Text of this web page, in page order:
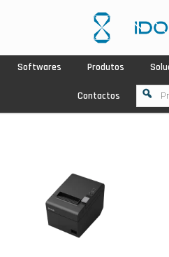
Softwares Produtos
Contactos